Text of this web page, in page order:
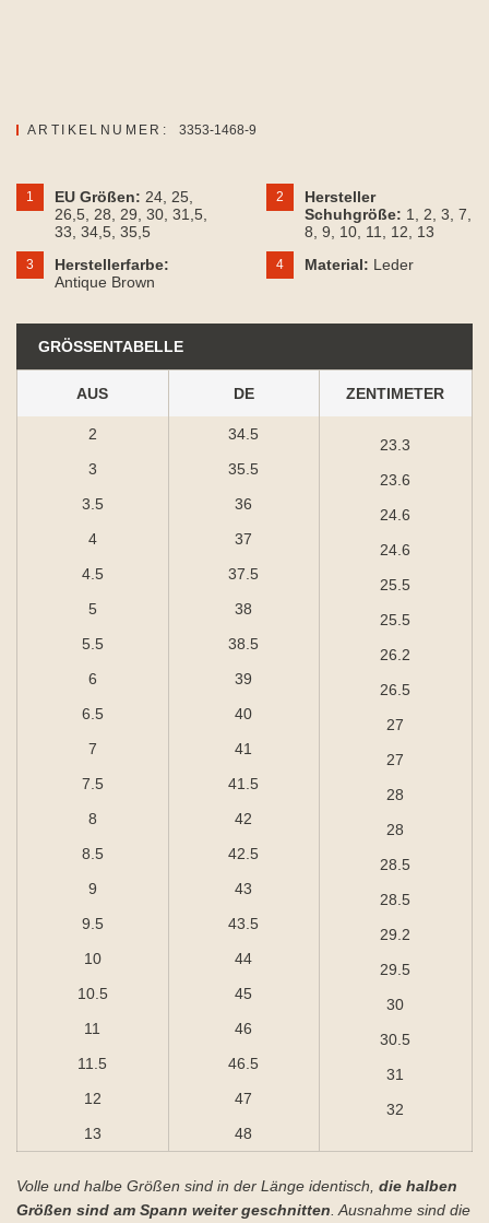
ARTIKELNUMER: 3353-1468-9
1 EU Größen: 24 , 25
26,5 , 28 , 29 , 30 , 31,5
33 , 34,5 , 35,5
2
Hersteller
Schuhgröße: 1 , 2 , 3 , 7
8 , 9 , 10 , 11 , 12 , 13
3
Herstellerfarbe:
Antique Brown
4 Material: Leder
GRÖSSENTABELLE
AUS
2
3
3.5
4
4.5
5
5.5
6
6.5
7
7.5
8
8.5
9
9.5
10
10.5
11
11.5
12
13
DE
34.5
35.5
36
37
37.5
38
38.5
39
40
41
41.5
42
42.5
43
43.5
44
45
46
46.5
47
48
ZENTIMETER
23.3
23.6
24.6
24.6
25.5
25.5
26.2
26.5
27
27
28
28
28.5
28.5
29.2
29.5
30
30.5
31
32
Volle und halbe Größen sind in der Länge identisch, die halben
Größen sind am Spann weiter geschnitten . Ausnahme sind die